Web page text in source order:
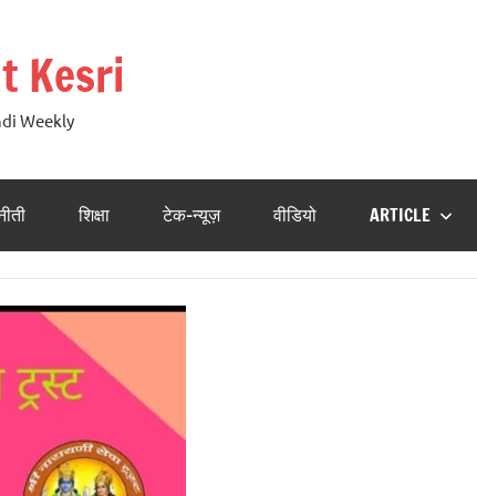
Kesri
Weekly
शिक्षा टेक-न्यूज़ वीडियो ARTICLE